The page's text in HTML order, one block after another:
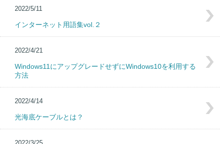
2022/5/11
インターネット用語集vol.２
2022/4/21
Windows11にアップグレードせずにWindows10を利用する
方法
2022/4/14
光海底ケーブルとは？